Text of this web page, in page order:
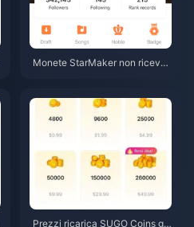
Monete StarMaker non ricevut
ugno 2026
Prezzi ricarica SUGO Coins giu